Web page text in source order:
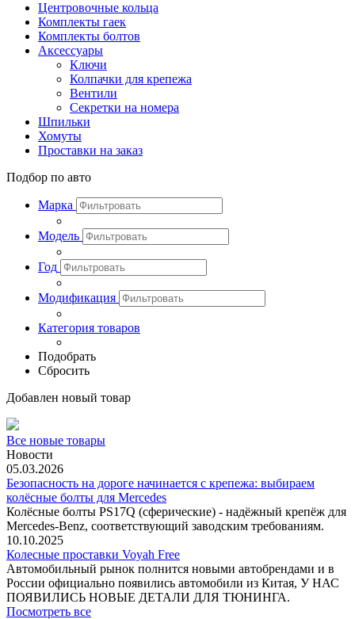
Центровочные кольца
Комплекты гаек
Комплекты болтов
Аксессуары
Ключи
Колпачки для крепежа
Вентили
Секретки на номера
Шпильки
Хомуты
Проставки на заказ
Подбор по авто
Марка
Модель
Год
Модификация
Категория товаров
Подобрать
Сбросить
Добавлен новый товар
Все новые товары
Новости
05.03.2026
Безопасность на дороге начинается с крепежа: выбираем
колёсные болты для Mercedes
Колёсные болты PS17Q (сферические) - надёжный крепёж для
Mercedes‑Benz, соответствующий заводским требованиям.
10.10.2025
Колесные проставки Voyah Free
Автомобильный рынок полнится новыми автобрендами и в
России официально появились автомобили из Китая, У НАС
ПОЯВИЛИСЬ НОВЫЕ ДЕТАЛИ ДЛЯ ТЮНИНГА.
Посмотреть все